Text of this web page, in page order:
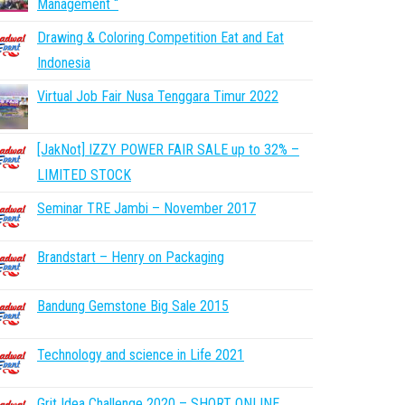
Management “
Drawing & Coloring Competition Eat and Eat
Indonesia
Virtual Job Fair Nusa Tenggara Timur 2022
[JakNot] IZZY POWER FAIR SALE up to 32% –
LIMITED STOCK
Seminar TRE Jambi – November 2017
Brandstart – Henry on Packaging
Bandung Gemstone Big Sale 2015
Technology and science in Life 2021